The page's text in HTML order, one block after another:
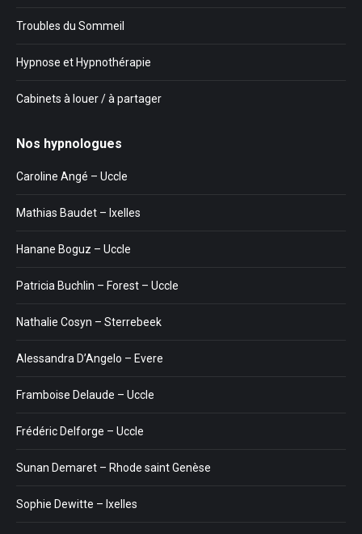
Troubles du Sommeil
Hypnose et Hypnothérapie
Cabinets à louer / à partager
Nos hypnologues
Caroline Angé – Uccle
Mathias Baudet – Ixelles
Hanane Boguz – Uccle
Patricia Buchlin – Forest – Uccle
Nathalie Cosyn – Sterrebeek
Alessandra D’Angelo – Evere
Framboise Delaude – Uccle
Frédéric Delforge – Uccle
Sunan Demaret – Rhode saint Genèse
Sophie Dewitte – Ixelles